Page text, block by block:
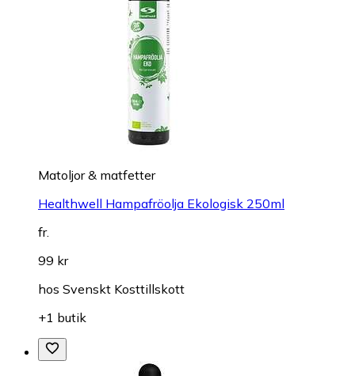
Matoljor & matfetter
Healthwell Hampafröolja Ekologisk 250ml
fr.
99 kr
hos Svenskt Kosttillskott
+1 butik